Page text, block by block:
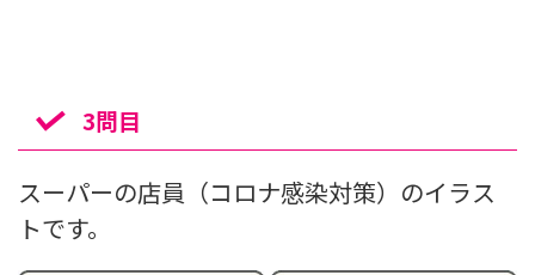
3問目
スーパーの店員（コロナ感染対策）のイラス
トです。